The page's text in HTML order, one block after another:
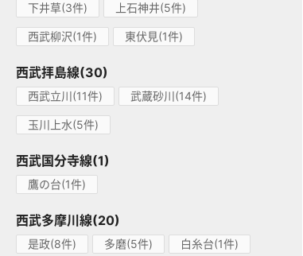
下井草(3件) 上石神井(5件)
西武柳沢(1件) 東伏見(1件)
西武拝島線(30)
西武立川(11件) 武蔵砂川(14件)
玉川上水(5件)
西武国分寺線(1)
鷹の台(1件)
西武多摩川線(20)
是政(8件) 多磨(5件) 白糸台(1件)